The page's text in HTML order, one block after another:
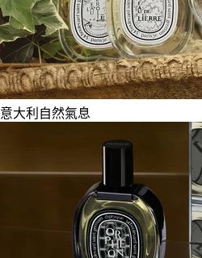
意大利自然氣息